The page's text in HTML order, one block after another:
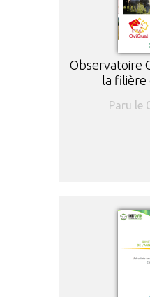
Observatoire
la filière
Paru le